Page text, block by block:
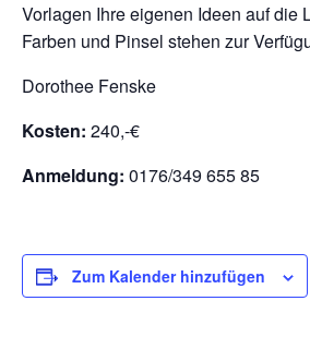
Vorlagen Ihre eigenen Ideen auf die
Farben und Pinsel stehen zur
Dorothee Fenske
Kosten: 240,-€
Anmeldung: 0176/349 655 85
Zum Kalender hinzufügen